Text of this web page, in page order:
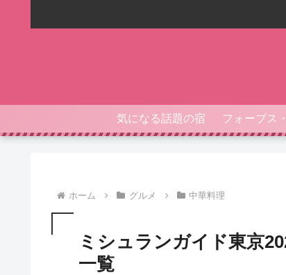
気になる話題の宿
ホーム グルメ 中華料理
ミシュランガイド東京
一覧